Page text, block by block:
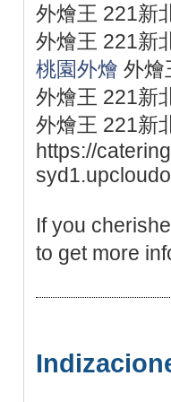
外燴王 221新
外燴王 221新
桃園外燴 外燴
外燴王 221新
外燴王 221新
https://
If you
to get more